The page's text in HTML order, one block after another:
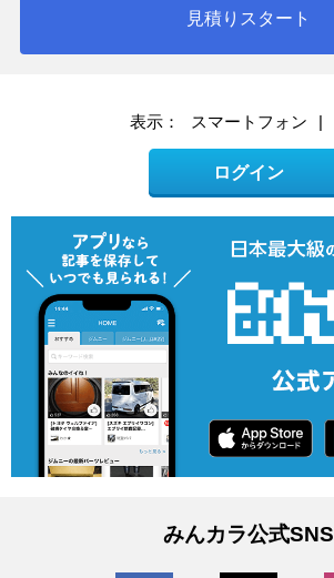
見積りスタート
表示： スマートフォン |
ログイン
みんカラ公式SNS